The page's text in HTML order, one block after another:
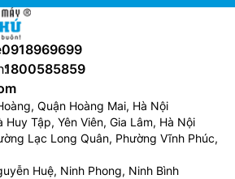
0918969699
1800585859
Quận Hoàng Mai, Hà Nội
Tập, Yên Viên, Gia Lâm, Hà Nội
Lạc Long Quân, Phường Vĩnh Phúc,
Huệ, Ninh Phong, Ninh Bình